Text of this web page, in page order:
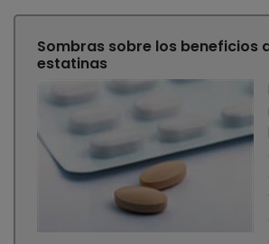
Sombras sobre los beneficios
estatinas